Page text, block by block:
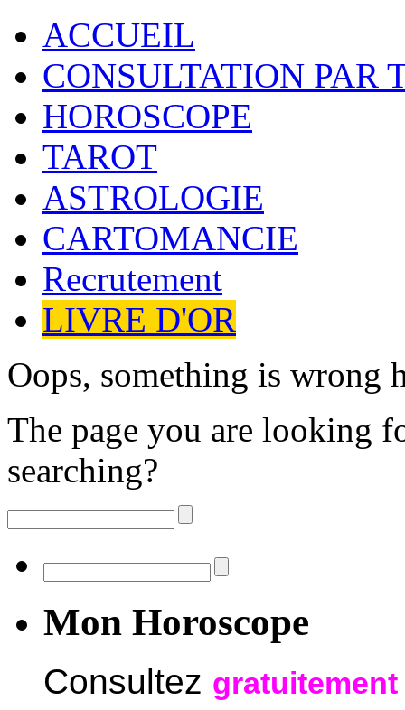
ACCUEIL
CONSULTATION PAR
HOROSCOPE
TAROT
ASTROLOGIE
CARTOMANCIE
Recrutement
LIVRE D'OR
Oops, something is wrong
The page you are looking
searching?
Mon Horoscope
Consultez gratuitement